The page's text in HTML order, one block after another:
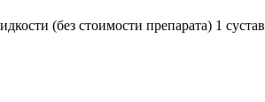
(без стоимости препарата) 1 сустав